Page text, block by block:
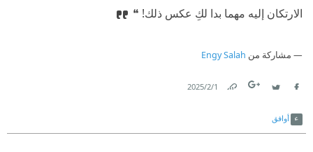
الارتكان إليه مهما بدا لكِ عكس ذلك! ❝
مشاركة من Engy Salah
1‏/2‏/2025
أوافق